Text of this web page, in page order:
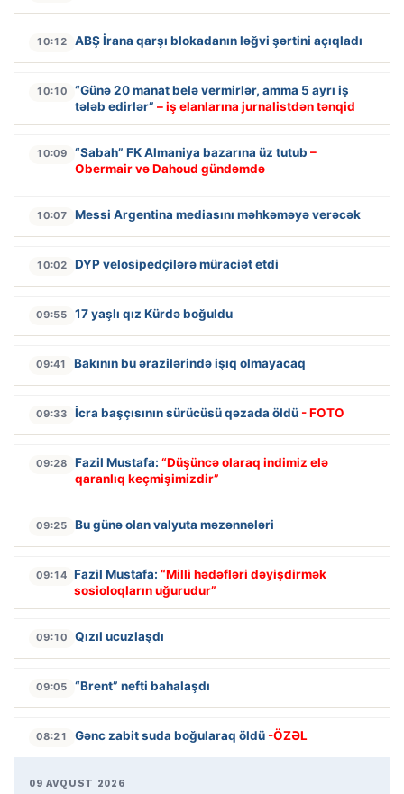
10:12 ABŞ İrana qarşı blokadanın ləğvi şərtini açıqladı
10:10
“Günə 20 manat belə vermirlər, amma 5 ayrı iş
tələb edirlər” – iş elanlarına jurnalistdən tənqid
10:09 “Sabah” FK Almaniya bazarına üz tutub –
Obermair və Dahoud gündəmdə
10:07 Messi Argentina mediasını məhkəməyə verəcək
10:02 DYP velosipedçilərə müraciət etdi
09:55 17 yaşlı qız Kürdə boğuldu
09:41 Bakının bu ərazilərində işıq olmayacaq
09:33 İcra başçısının sürücüsü qəzada öldü - FOTO
09:28 Fazil Mustafa: “Düşüncə olaraq indimiz elə
qaranlıq keçmişimizdir”
09:25 Bu günə olan valyuta məzənnələri
09:14 Fazil Mustafa: “Milli hədəfləri dəyişdirmək
sosioloqların uğurudur”
09:10 Qızıl ucuzlaşdı
09:05 “Brent” nefti bahalaşdı
08:21 Gənc zabit suda boğularaq öldü -ÖZƏL
09 AVQUST 2026